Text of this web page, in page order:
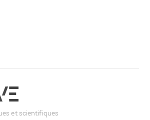
et scientifiques